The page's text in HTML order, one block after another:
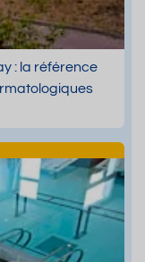
: la référence